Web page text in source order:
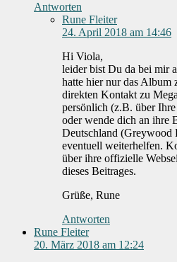
Antworten
Rune Fleiter
24. April 2018 am 14:46
Hi Viola,
leider bist Du da bei mir
hatte hier nur das Album
direkten Kontakt zu
persönlich (z.B. über
oder wende dich an ihre
Deutschland (Greywood
eventuell weiterhelfen.
über ihre offizielle
dieses Beitrages.
Grüße, Rune
Antworten
Rune Fleiter
20. März 2018 am 12:24